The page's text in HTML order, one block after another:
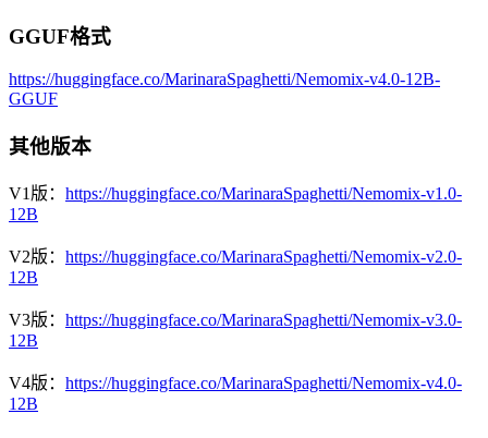
GGUF格式
https://huggingface.co/MarinaraSpaghetti/Nemomix-v4.0-12B-
GGUF
其他版本
V1版： https://huggingface.co/MarinaraSpaghetti/Nemomix-v1.0-
12B
V2版： https://huggingface.co/MarinaraSpaghetti/Nemomix-v2.0-
12B
V3版： https://huggingface.co/MarinaraSpaghetti/Nemomix-v3.0-
12B
V4版： https://huggingface.co/MarinaraSpaghetti/Nemomix-v4.0-
12B